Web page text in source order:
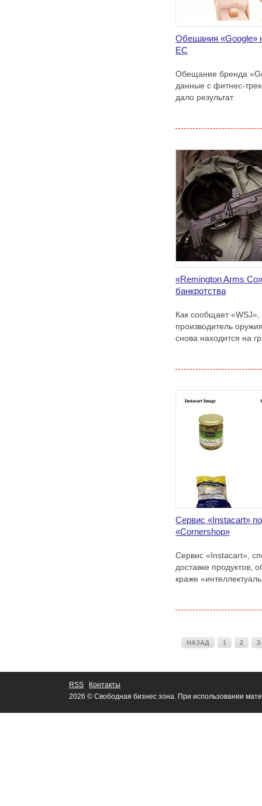
Обещания «Google»
ЕС
Обещание бренда
данные с фитнес-
дало результат
«Remington Arms
банкротства
Как сообщает
производитель
снова находится на
Сервис «Instacart»
«Cornershop»
Сервис «Instacart»,
доставке продуктов,
краже
НАЗАД 1 2 3
RSS
Контакты
2026 © Свободная бизнес зона. При использовании